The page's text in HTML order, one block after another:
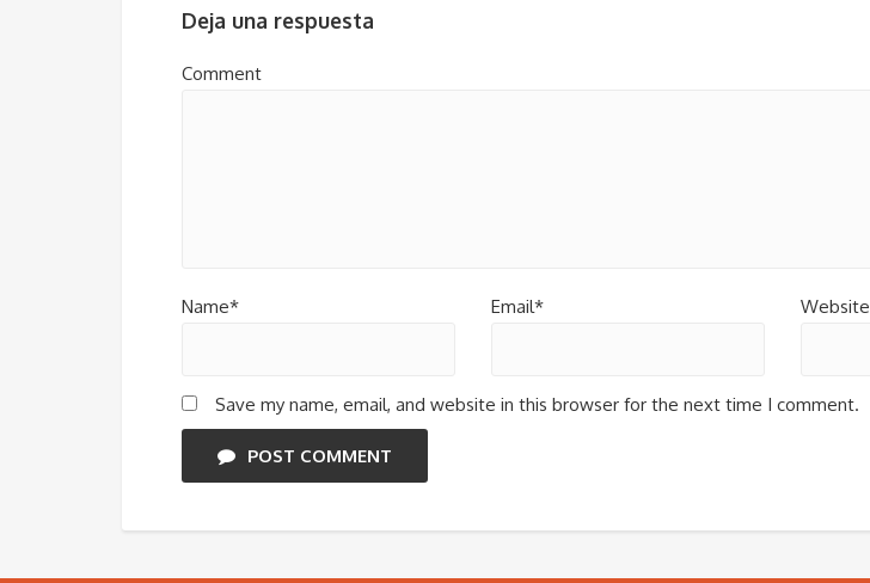
Deja una respuesta
Comment
Name* Email* Website
Save my name, email, and website in this browser for the next time I comment.
POST COMMENT